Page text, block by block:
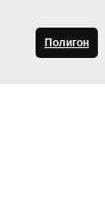
Полигон